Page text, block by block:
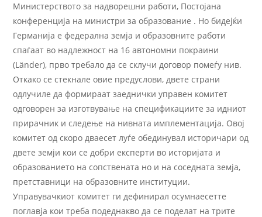
Министерството за надворешни работи, Постојана
конференција на министри за образование . Но бидејќи
Германија е федерална земја и образовните работи
спаѓаат во надлежност на 16 автономни покраини
(Länder), прво требало да се склучи договор помеѓу нив.
Откако се стекнале овие предуслови, двете страни
одлучиле да формираат заеднички управен комитет
одговорен за изготвување на спецификациите за идниот
прирачник и следење на нивната имплементација. Овој
комитет од скоро дваесет луѓе обединувал историчари од
двете земји кои се добри експерти во историјата и
образованието на сопствената но и на соседната земја,
претставници на образовните институции.
Управувачкиот комитет ги дефинирал осумнаесетте
поглавја кои треба подеднакво да се поделат на трите